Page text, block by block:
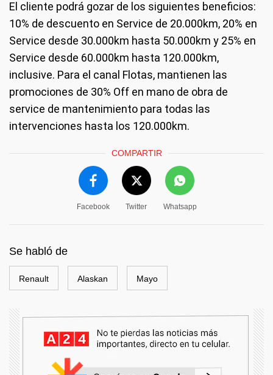
El cliente podrá gozar de los siguientes beneficios:
10% de descuento en Service de 20.000km, 20% en
Service desde 30.000km hasta 50.000km y 25% en
Service desde 60.000km hasta 120.000km,
inclusive. Para el canal Flotas, mantienen las
promociones de 30% Off en mano de obra de
service de mantenimiento para todas las
intervenciones hasta los 120.000km.
COMPARTIR
Facebook Twitter Whatsapp
Se habló de
Renault Alaskan Mayo